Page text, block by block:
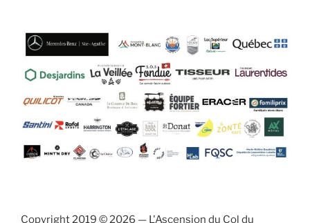
Copyright 2019 © 2026 — L'Ascension du Col du